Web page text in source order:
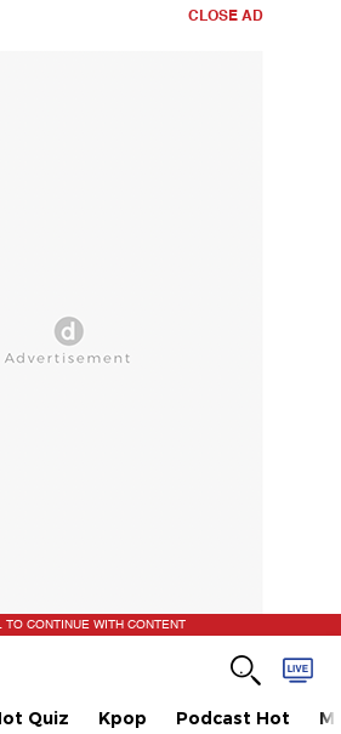
CLOSE AD
TO CONTINUE WITH CONTENT
Quiz Kpop Podcast Hot